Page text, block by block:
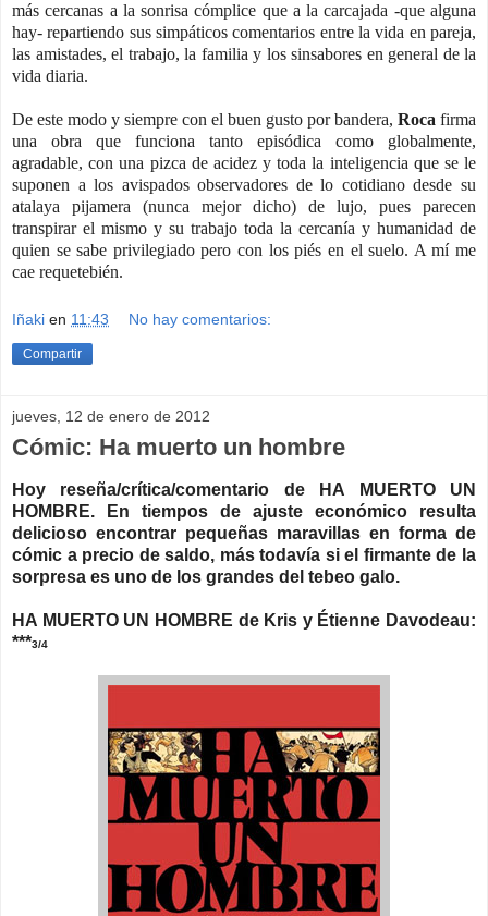
más cercanas a la sonrisa cómplice que a la carcajada -que alguna
hay- repartiendo sus simpáticos comentarios entre la vida en pareja,
las amistades, el trabajo, la familia y los sinsabores en general de la
vida diaria.
De este modo y siempre con el buen gusto por bandera, Roca firma
una obra que funciona tanto episódica como globalmente,
agradable, con una pizca de acidez y toda la inteligencia que se le
suponen a los avispados observadores de lo cotidiano desde su
atalaya pijamera (nunca mejor dicho) de lujo, pues parecen
transpirar el mismo y su trabajo toda la cercanía y humanidad de
quien se sabe privilegiado pero con los piés en el suelo. A mí me
cae requetebién.
Iñaki en 11:43 No hay comentarios:
Compartir
jueves, 12 de enero de 2012
Cómic: Ha muerto un hombre
Hoy reseña/crítica/comentario de HA MUERTO UN
HOMBRE.
En tiempos de ajuste económico resulta
delicioso encontrar pequeñas maravillas en forma de
cómic a precio de saldo, más todavía si el firmante de la
sorpresa es uno de los grandes del tebeo galo.
HA MUERTO UN HOMBRE de Kris y Étienne Davodeau:
***3/4